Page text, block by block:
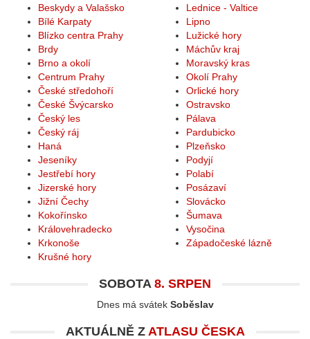
Beskydy a Valašsko
Bílé Karpaty
Blízko centra Prahy
Brdy
Brno a okolí
Centrum Prahy
České středohoří
České Švýcarsko
Český les
Český ráj
Haná
Jeseníky
Jestřebí hory
Jizerské hory
Jižní Čechy
Kokořínsko
Královehradecko
Krkonoše
Krušné hory
Lednice - Valtice
Lipno
Lužické hory
Máchův kraj
Moravský kras
Okolí Prahy
Orlické hory
Ostravsko
Pálava
Pardubicko
Plzeňsko
Podyjí
Polabí
Posázaví
Slovácko
Šumava
Vysočina
Západočeské lázně
SOBOTA 8. SRPEN
Dnes má svátek Soběslav
AKTUÁLNĚ Z ATLASU ČESKA